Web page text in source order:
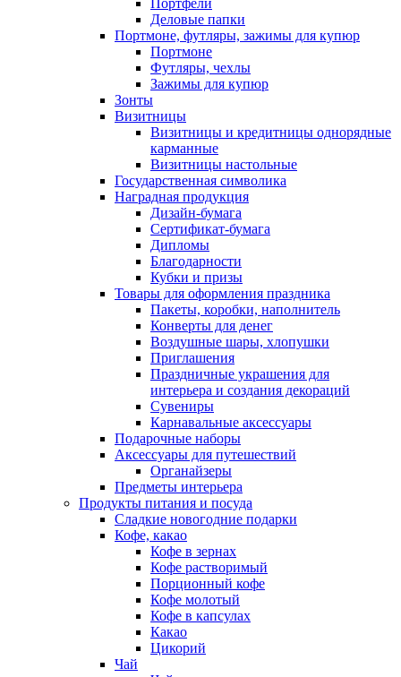
Портфели
Деловые папки
Портмоне, футляры, зажимы для купюр
Портмоне
Футляры, чехлы
Зажимы для купюр
Зонты
Визитницы
Визитницы и кредитницы однорядные
карманные
Визитницы настольные
Государственная символика
Наградная продукция
Дизайн-бумага
Сертификат-бумага
Дипломы
Благодарности
Кубки и призы
Товары для оформления праздника
Пакеты, коробки, наполнитель
Конверты для денег
Воздушные шары, хлопушки
Приглашения
Праздничные украшения для
интерьера и создания декораций
Сувениры
Карнавальные аксессуары
Подарочные наборы
Аксессуары для путешествий
Органайзеры
Предметы интерьера
Продукты питания и посуда
Сладкие новогодние подарки
Кофе, какао
Кофе в зернах
Кофе растворимый
Порционный кофе
Кофе молотый
Кофе в капсулах
Какао
Цикорий
Чай